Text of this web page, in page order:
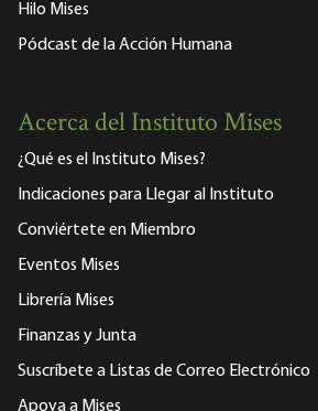
Hilo Mises
Pódcast de la Acción Humana
Acerca del Instituto Mises
¿Qué es el Instituto Mises?
Indicaciones para Llegar al Instituto
Conviértete en Miembro
Eventos Mises
Librería Mises
Finanzas y Junta
Suscríbete a Listas de Correo Electrónico
Apoya a Mises